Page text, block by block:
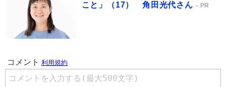
こと」（17） 角田光代さん
PR